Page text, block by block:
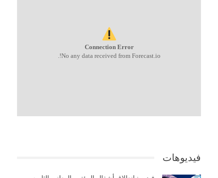
Connection Error
No any data received from Forecast.io!.
فيديوهات